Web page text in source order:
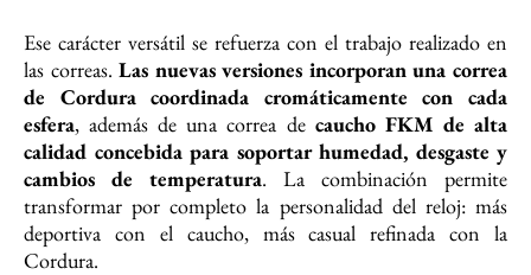
Ese carácter versátil se refuerza con el trabajo realizado en
las correas.Las nuevas versiones incorporan una correa
de Cordura coordinada cromáticamente con cada
esfera, además de una correa decaucho FKM de alta
calidad concebida para soportar humedad, desgaste y
cambios de temperatura. La combinación permite
transformar por completo la personalidad del reloj: más
deportiva con el caucho, más casual refinada con la
Cordura.